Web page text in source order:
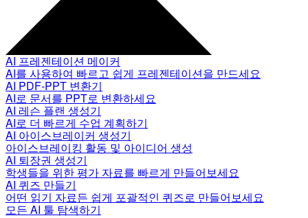
AI 프레젠테이션 메이커
AI를 사용하여 빠르고 쉽게 프레젠테이션을 만드세요
AI PDF-PPT 변환기
AI로 문서를 PPT로 변환하세요
AI 레슨 플랜 생성기
AI로 더 빠르게 수업 계획하기
AI 아이스브레이커 생성기
아이스브레이킹 활동 및 아이디어 생성
AI 퇴장권 생성기
학생들을 위한 평가 자료를 빠르게 만들어보세요
AI 퀴즈 만들기
어떤 읽기 자료든 쉽게 포괄적인 퀴즈로 만들어보세요
모든 AI 툴 탐색하기